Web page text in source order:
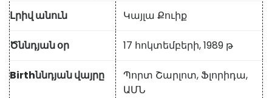
Լրիվ անուն Կայլա Քուիք
Ծննդյան օր 17 հոկտեմբերի, 1989 թ
Birthննդյան վայրը
Պորտ Շարլոտ, Ֆլորիդա,
ԱՄՆ